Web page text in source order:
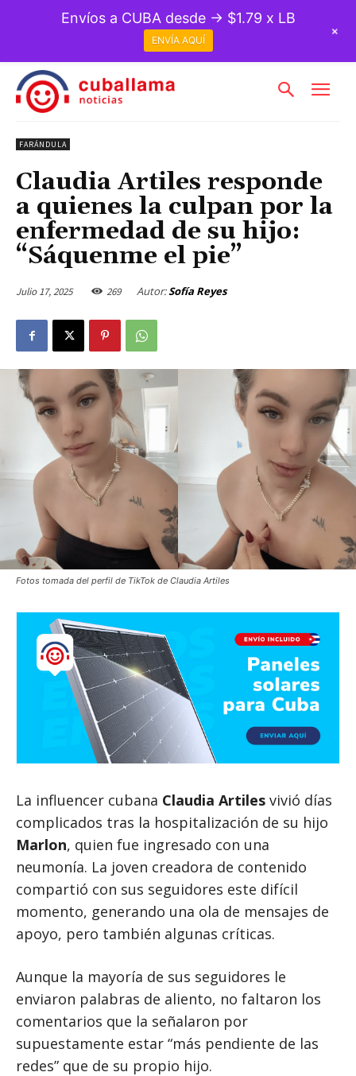
FARÁNDULA
Claudia Artiles responde
a quienes la culpan por la
enfermedad de su hijo:
“Sáquenme el pie”
Julio 17, 2025 269 Autor:Sofía Reyes
Fotos tomada del perfil de TikTok de Claudia Artiles
La influencer cubana Claudia Artiles vivió días
complicados tras la hospitalización de su hijo
Marlon, quien fue ingresado con una
neumonía. La joven creadora de contenido
compartió con sus seguidores este difícil
momento, generando una ola de mensajes de
apoyo, pero también algunas críticas.
Aunque la mayoría de sus seguidores le
enviaron palabras de aliento, no faltaron los
comentarios que la señalaron por
supuestamente estar “más pendiente de las
redes” que de su propio hijo.
Envíos a CUBA desde → $1.79 x LB
ENVÍA AQUÍ
+